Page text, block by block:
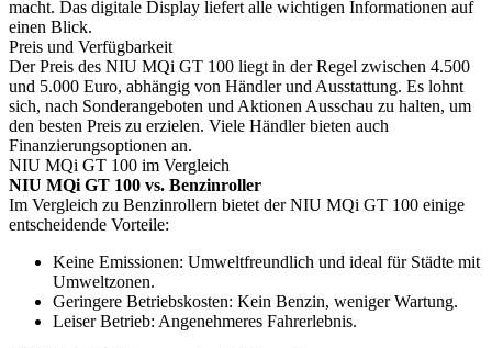
macht. Das digitale Display liefert alle wichtigen Informationen auf
einen Blick.
Preis und Verfügbarkeit
Der Preis des NIU MQi GT 100 liegt in der Regel zwischen 4.500
und 5.000 Euro, abhängig von Händler und Ausstattung. Es lohnt
sich, nach Sonderangeboten und Aktionen Ausschau zu halten, um
den besten Preis zu erzielen. Viele Händler bieten auch
Finanzierungsoptionen an.
NIU MQi GT 100 im Vergleich
NIU MQi GT 100 vs. Benzinroller
Im Vergleich zu Benzinrollern bietet der NIU MQi GT 100 einige
entscheidende Vorteile:
Keine Emissionen: Umweltfreundlich und ideal für Städte mit
Umweltzonen.
Geringere Betriebskosten: Kein Benzin, weniger Wartung.
Leiser Betrieb: Angenehmeres Fahrerlebnis.